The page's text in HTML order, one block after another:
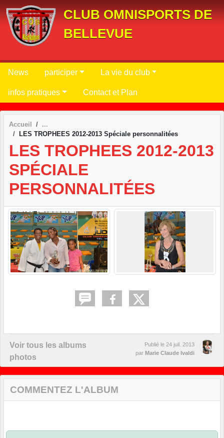
CLUB OMNISPORTS DE
BELLEVUE
News participer La vie du club
infos pratiques Contact et Plan
Accueil
LES TROPHEES 2012-2013 Spéciale personnalitées
LES TROPHEES 2012-2013
SPÉCIALE
PERSONNALITÉES
Voir tous les albums
photos
Publié le 24 juil. 2013
par Marie Claude Ivaldi
COMMENTEZ L'ALBUM
Panneau de gestion des cookies